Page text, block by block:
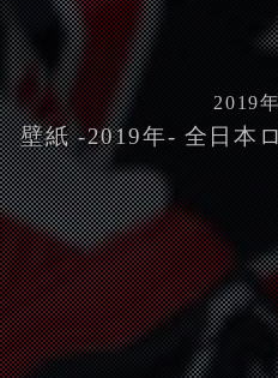
2019
壁紙 -2019年- 全日本